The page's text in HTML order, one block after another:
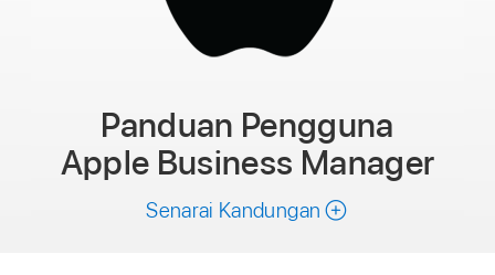
Panduan Pengguna
Apple Business Manager
Senarai Kandungan